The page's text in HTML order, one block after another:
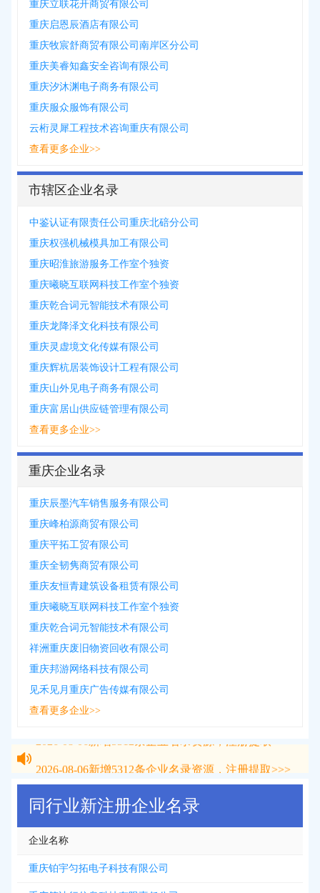
重庆立联花开商贸有限公司
重庆启恩辰酒店有限公司
重庆牧宸舒商贸有限公司南岸区分公司
重庆美睿知鑫安全咨询有限公司
重庆汐沐渊电子商务有限公司
重庆服众服饰有限公司
云桁灵犀工程技术咨询重庆有限公司
查看更多企业>>
市辖区企业名录
中鉴认证有限责任公司重庆北碚分公司
重庆权强机械模具加工有限公司
重庆昭淮旅游服务工作室个独资
重庆曦晓互联网科技工作室个独资
重庆乾合词元智能技术有限公司
重庆龙降泽文化科技有限公司
重庆灵虚境文化传媒有限公司
重庆辉杭居装饰设计工程有限公司
重庆山外见电子商务有限公司
重庆富居山供应链管理有限公司
查看更多企业>>
重庆企业名录
重庆辰墨汽车销售服务有限公司
重庆峰柏源商贸有限公司
重庆平拓工贸有限公司
重庆全韧隽商贸有限公司
重庆友恒青建筑设备租赁有限公司
重庆曦晓互联网科技工作室个独资
重庆乾合词元智能技术有限公司
祥洲重庆废旧物资回收有限公司
重庆邦游网络科技有限公司
见禾见月重庆广告传媒有限公司
查看更多企业>>
新增 条企业名录资源，注册提取>>>
同行业新注册企业名录
企业名称
重庆铂宇匀拓电子科技有限公司